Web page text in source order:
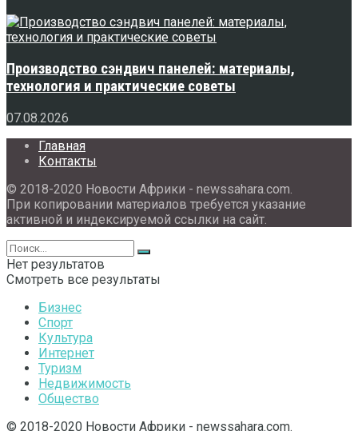
Производство сэндвич панелей: материалы,
технология и практические советы
07.08.2026
Главная
Контакты
© 2018-2020 Новости Африки - newssahara.com.
При копировании материалов требуется указание
активной и индексируемой ссылки на сайт.
Нет результатов
Смотреть все результаты
Бизнес
Спорт
Культура
Интернет
Туризм
Недвижимость
Общество
© 2018-2020 Новости Африки - newssahara.com.